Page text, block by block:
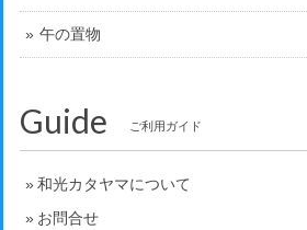
午の置物
Guide ご利用ガイド
和光カタヤマについて
お問合せ